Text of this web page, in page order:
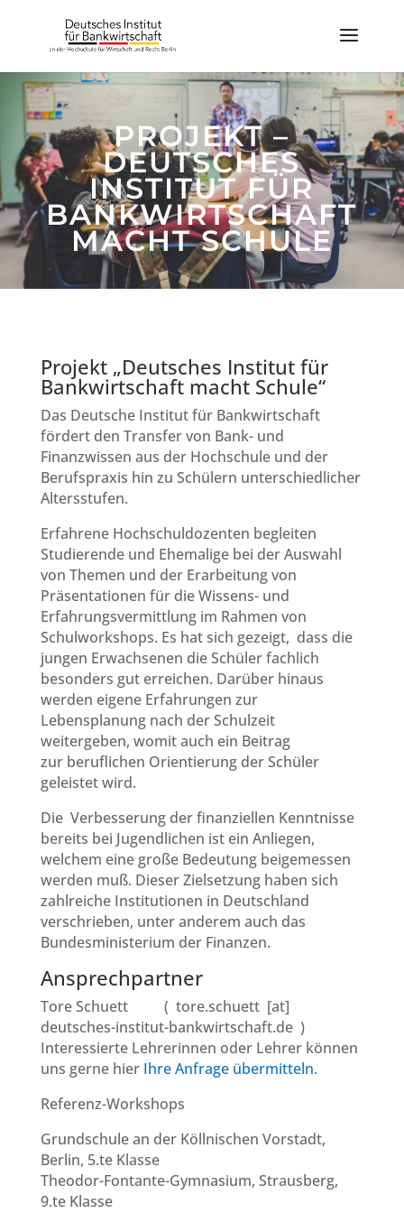
PROJEKT –
DEUTSCHES
INSTITUT FÜR
BANKWIRTSCHAFT
MACHT SCHULE
Projekt „Deutsches Institut für
Bankwirtschaft macht Schule“
Das Deutsche Institut für Bankwirtschaft
fördert den Transfer von Bank- und
Finanzwissen aus der Hochschule und der
Berufspraxis hin zu Schülern unterschiedlicher
Altersstufen.
Erfahrene Hochschuldozenten begleiten
Studierende und Ehemalige bei der Auswahl
von Themen und der Erarbeitung von
Präsentationen für die Wissens- und
Erfahrungsvermittlung im Rahmen von
Schulworkshops. Es hat sich gezeigt, dass die
jungen Erwachsenen die Schüler fachlich
besonders gut erreichen. Darüber hinaus
werden eigene Erfahrungen zur
Lebensplanung nach der Schulzeit
weitergeben, womit auch ein Beitrag
zur beruflichen Orientierung der Schüler
geleistet wird.
Die Verbesserung der finanziellen Kenntnisse
bereits bei Jugendlichen ist ein Anliegen,
welchem eine große Bedeutung beigemessen
werden muß. Dieser Zielsetzung haben sich
zahlreiche Institutionen in Deutschland
verschrieben, unter anderem auch das
Bundesministerium der Finanzen.
Ansprechpartner
Tore Schuett ( tore.schuett [at]
deutsches-institut-bankwirtschaft.de )
Interessierte Lehrerinnen oder Lehrer können
uns gerne hier Ihre Anfrage übermitteln.
Referenz-Workshops
Grundschule an der Köllnischen Vorstadt,
Berlin, 5.te Klasse
Theodor-Fontante-Gymnasium, Strausberg,
9.te Klasse